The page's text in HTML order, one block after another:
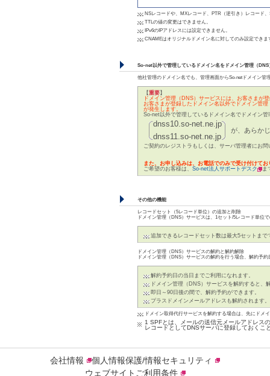
NSレコードや、MXレコード、PTR（逆引き）レコード
TTLの値の変更はできません。
IPv6のIPアドレスには設定できません。
CNAMEはオリジナルドメイン名に対してのみ設定でき
So-net以外で管理しているドメイン名をドメイン管理（
他社管理のドメイン名でも、管理画面からSo-netドメイン管
【重要】
ドメイン管理（DNS）サービスには、お客さまが
お客さまが登録したドメイン名以外でドメイン管
が発生します。
So-net以外で管理しているドメイン名でドメイン
dnss10.so-net.ne.jp
dnss11.so-net.ne.jp
が、あらか
ご契約のレジストラもしくは、サーバ管理者にお
また、お申し込みは、お電話でのみで受け付けてお
ご希望のお客様は、 So-net法人サポートデスク ま
その他の機能
レコードセット（5レコード単位）の追加と削除
ドメイン管理（DNS）サービスは、1セット/5レコード単位
追加できるレコードセット数は最大5セットまで
ドメイン管理（DNS）サービスの解約と解約解除
ドメイン管理（DNS）サービスの解約を行う場合、解約予
解約予約日の当日までご利用になれます。
ドメイン管理（DNS）サービスを解約すると
即日～90日後の間で、解約予約ができます。
プラスドメインメールアドレスも解約されます。
ドメイン取得代行サービスを解約する場合は、先にドメ
1 SPFとは、メールの送信元メールアドレス
レコードとしてDNSサーバに登録しておくこ
会社情報
個人情報保護/情報セキュリティ
ウェブサイトご利用条件